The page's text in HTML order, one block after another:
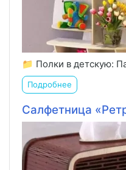
📁 Полки в детскую:
Подробнее
Салфетница